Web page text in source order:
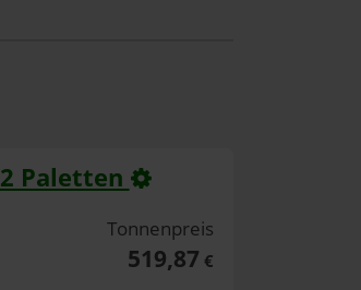
2 Paletten
Tonnenpreis
519,87 €